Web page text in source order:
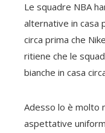
Le squadre NBA
alternative in casa
circa prima che
ritiene che le
bianche in casa
Adesso lo è molto
aspettative